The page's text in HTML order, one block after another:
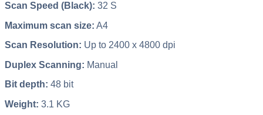
Scan Speed (Black): 32 S
Maximum scan size: A4
Scan Resolution: Up to 2400 x 4800 dpi
Duplex Scanning: Manual
Bit depth: 48 bit
Weight: 3.1 KG